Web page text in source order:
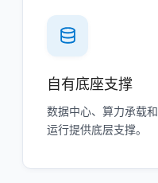
自有底座支撑
数据中心、算力承载
运行提供底层支撑。